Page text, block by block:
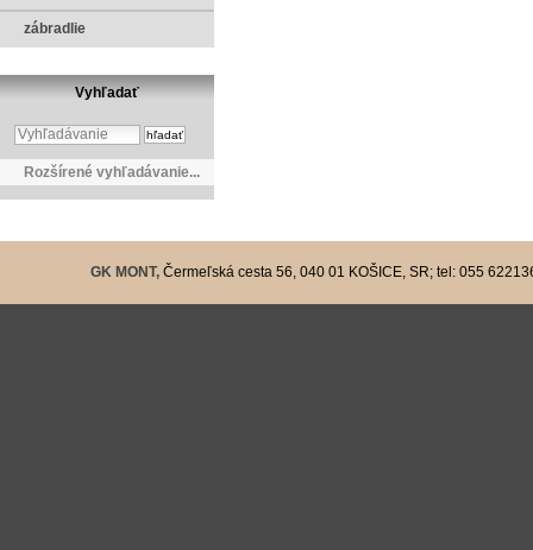
zábradlie
Vyhľadať
Rozšírené vyhľadávanie...
GK MONT, Čermeľská cesta 56, 040 01 KOŠICE, SR; tel: 055